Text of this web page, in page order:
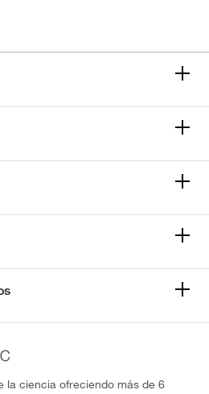
la ciencia ofreciendo más de 6